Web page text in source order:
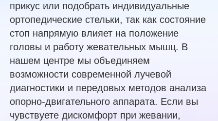
прикус или подобрать индивидуальные
ортопедические стельки, так как состояние
стоп напрямую влияет на положение
головы и работу жевательных мышц. В
нашем центре мы объединяем
возможности современной лучевой
диагностики и передовых методов анализа
опорно-двигательного аппарата. Если вы
чувствуете дискомфорт при жевании,